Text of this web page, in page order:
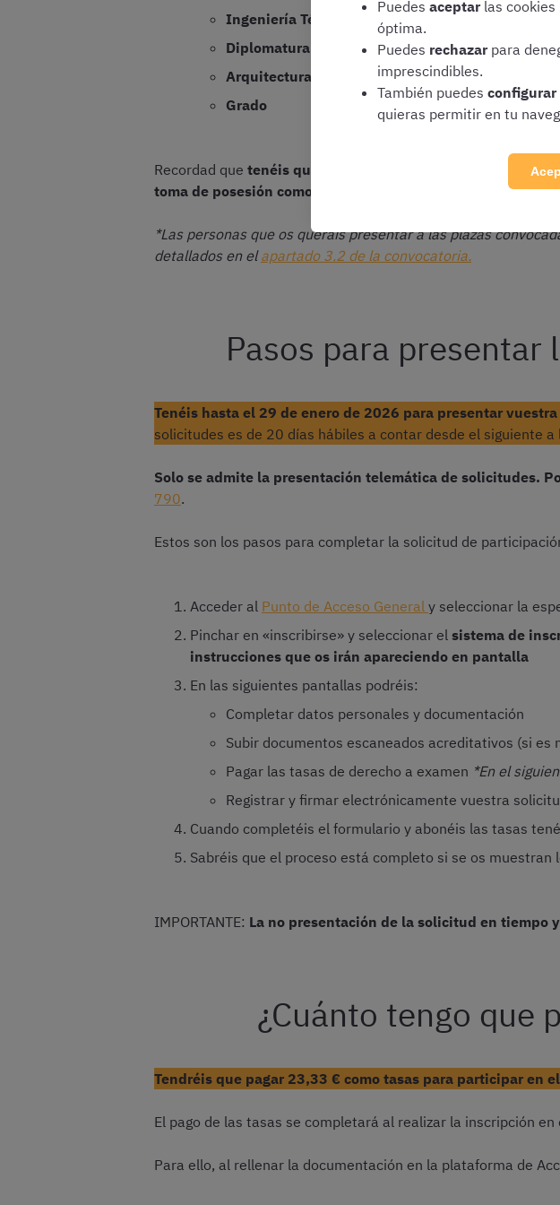
Ingeniería Técnica
Diplomatura Universitaria
Arquitectura Técnica
Grado
Recordad que tenéis que cumplir estos requisitos en la
toma de posesión como funcionarios de carrera.
*Las personas que os queráis presentar a las plazas
detallados en elapartado 3.2 de la convocatoria.
Pasos para
Tenéis hasta el 29 de enero de 2026 para presentar
solicitudes es de 20 días hábiles a contar desde el siguiente
Solo se admite la presentación telemática de solicitudes.
790.
Estos son los pasos para completar la solicitud de
Acceder al Punto de Acceso General y seleccionar la
Pinchar en «inscribirse» y seleccionar el sistema de
instrucciones que os irán apareciendo en pantalla
En las siguientes pantallas podréis:
Completar datos personales y documentación
Subir documentos escaneados acreditativos (si es
Pagar las tasas de derecho a examen *En el
Registrar y firmar electrónicamente vuestra
Cuando completéis el formulario y abonéis las tasas
Sabréis que el proceso está completo si se os
IMPORTANTE: La no presentación de la solicitud en tiempo
¿Cuánto tengo que
Tendréis que pagar 23,33 € como tasas para participar en
El pago de las tasas se completará al realizar la inscripción
Para ello, al rellenar la documentación en la plataforma de
Puedes aceptar las
óptima.
Puedes rechazar para
imprescindibles.
También puedes configurar
quieras permitir en tu